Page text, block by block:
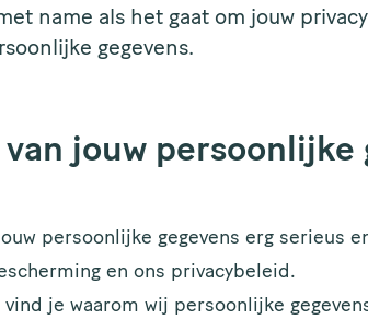
name als het gaat om jouw
gegevens.
jouw persoonlijke
persoonlijke gegevens erg serieus
en ons privacybeleid.
je waarom wij persoonlijke